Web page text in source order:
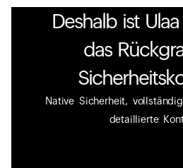
Deshalb ist
das
Native Sicherheit,
detaillierte